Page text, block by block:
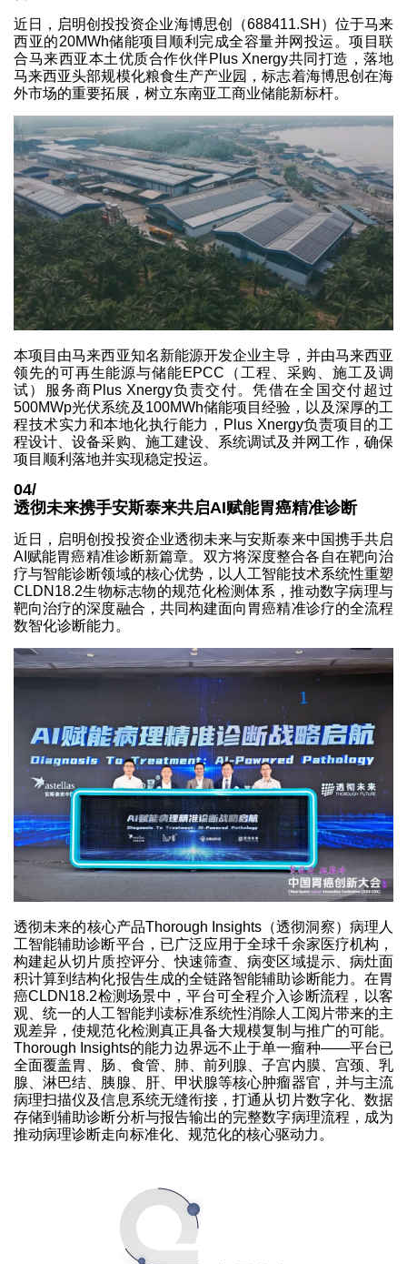
近日，启明创投投资企业海博思创（688411.SH）位于马来
西亚的20MWh储能项目顺利完成全容量并网投运。项目联
合马来西亚本土优质合作伙伴Plus Xnergy共同打造，落地
马来西亚头部规模化粮食生产产业园，标志着海博思创在海
外市场的重要拓展，树立东南亚工商业储能新标杆。
本项目由马来西亚知名新能源开发企业主导，并由马来西亚
领先的可再生能源与储能EPCC（工程、采购、施工及调
试）服务商Plus Xnergy负责交付。凭借在全国交付超过
500MWp光伏系统及100MWh储能项目经验，以及深厚的工
程技术实力和本地化执行能力，Plus Xnergy负责项目的工
程设计、设备采购、施工建设、系统调试及并网工作，确保
项目顺利落地并实现稳定投运。
04/
透彻未来携手安斯泰来共启AI赋能胃癌精准诊断
近日，启明创投投资企业透彻未来与安斯泰来中国携手共启
AI赋能胃癌精准诊断新篇章。双方将深度整合各自在靶向治
疗与智能诊断领域的核心优势，以人工智能技术系统性重塑
CLDN18.2生物标志物的规范化检测体系，推动数字病理与
靶向治疗的深度融合，共同构建面向胃癌精准诊疗的全流程
数智化诊断能力。
透彻未来的核心产品Thorough Insights（透彻洞察）病理人
工智能辅助诊断平台，已广泛应用于全球千余家医疗机构，
构建起从切片质控评分、快速筛查、病变区域提示、病灶面
积计算到结构化报告生成的全链路智能辅助诊断能力。在胃
癌CLDN18.2检测场景中，平台可全程介入诊断流程，以客
观、统一的人工智能判读标准系统性消除人工阅片带来的主
观差异，使规范化检测真正具备大规模复制与推广的可能。
Thorough Insights的能力边界远不止于单一瘤种——平台已
全面覆盖胃、肠、食管、肺、前列腺、子宫内膜、宫颈、乳
腺、淋巴结、胰腺、肝、甲状腺等核心肿瘤器官，并与主流
病理扫描仪及信息系统无缝衔接，打通从切片数字化、数据
存储到辅助诊断分析与报告输出的完整数字病理流程，成为
推动病理诊断走向标准化、规范化的核心驱动力。